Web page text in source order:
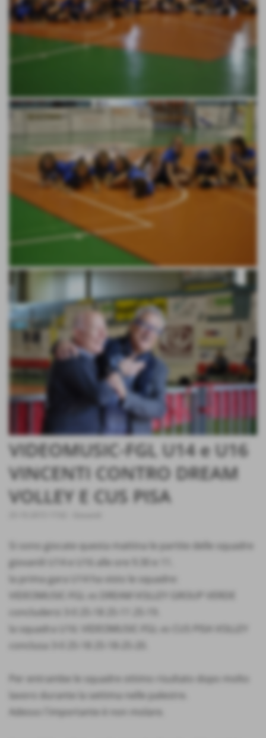
VIDEOMUSIC-FGL U14 e U16
VINCENTI CONTRO DREAM
VOLLEY E CUS PISA
Si sono giocate questa mattina le partite delle squadre
giovanili U14 e U16 alle ore 9.30 e 11.
la prima gara U14 ha visto le squadre:
concludersi 3-0 25-18 25-11 25-19.
la squadra U16: VIDEOMUSIC-FGL vs CUS PISA VOLLEY
Per entrambe le squadre ottimo risultato dopo molto
lavoro durante la settima nelle palestre.
Adesso l´importante è non molare.